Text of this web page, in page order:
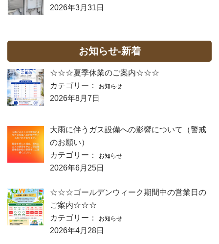
2026年3月31日
お知らせ-新着
☆☆☆夏季休業のご案内☆☆☆
カテゴリー：
お知らせ
2026年8月7日
大雨に伴うガス設備への影響について（警戒
のお願い）
カテゴリー：
お知らせ
2026年6月25日
☆☆☆ゴールデンウィーク期間中の営業日の
ご案内☆☆☆
カテゴリー：
お知らせ
2026年4月28日